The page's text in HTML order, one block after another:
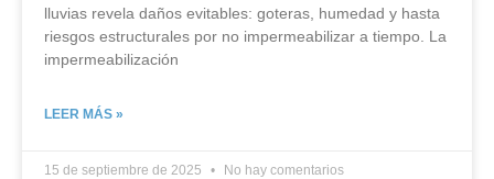
lluvias revela daños evitables: goteras, humedad y hasta
riesgos estructurales por no impermeabilizar a tiempo. La
impermeabilización
LEER MÁS »
15 de septiembre de 2025 No hay comentarios